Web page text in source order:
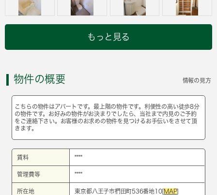
もっと見る
物件の概要 情報の見方
こちらの物件はアパートです。最上階の物件です。利便性の高い徒歩8分
の物件です。お好みの物件がお決まりでしたら、当社まで内見のご予約
をご連絡下さい。お客様のお求めの物件を見つけるお手伝いをさせて頂
きます。
賃料 ****
管理費等 ****
所在地 東京都八王子市椚田町536番地10[ MAP]